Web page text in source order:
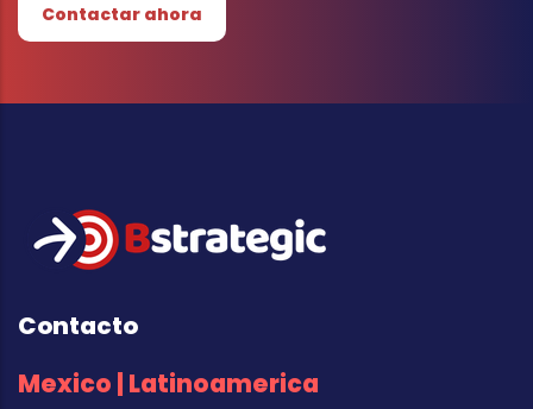
Contactar ahora
Contacto
Mexico | Latinoamerica